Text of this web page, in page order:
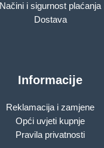
Načini i sigurnost plaćanja
Dostava
Informacije
Reklamacija i zamjene
Opći uvjeti kupnje
Pravila privatnosti